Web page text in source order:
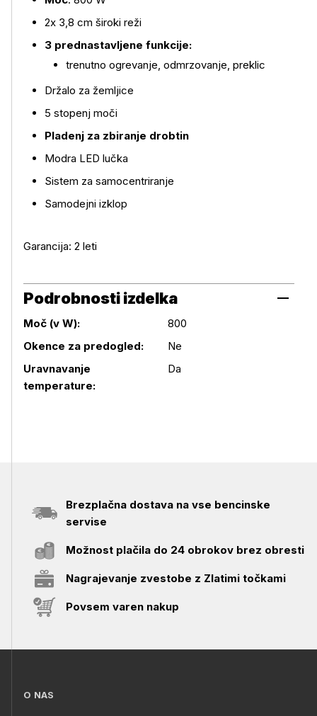
2x 3,8 cm široki reži
3 prednastavljene funkcije:
trenutno ogrevanje, odmrzovanje, preklic
Držalo za žemljice
5 stopenj moči
Pladenj za zbiranje drobtin
Modra LED lučka
Sistem za samocentriranje
Samodejni izklop
Garancija: 2 leti
Podrobnosti izdelka
Podrobnosti izdelka
Moč (v W):
800
Okence za predogled:
Ne
Uravnavanje
temperature:
Da
Brezplačna dostava na vse bencinske
servise
Možnost plačila do 24 obrokov brez obresti
Nagrajevanje zvestobe z Zlatimi točkami
Povsem varen nakup
O NAS